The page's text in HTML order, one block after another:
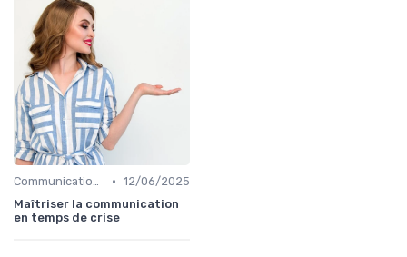
Communication de crise • 12/06/2025
Maîtriser la communication
en temps de crise